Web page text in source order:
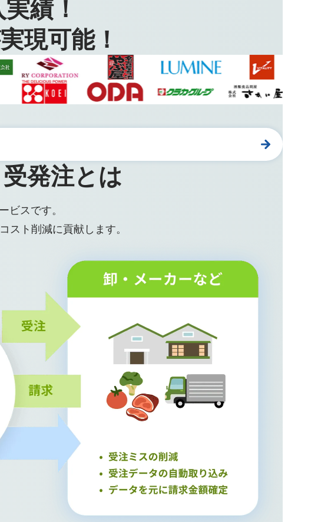
績！
現可能！
発注とは
ビスです。
スト削減に貢献します。